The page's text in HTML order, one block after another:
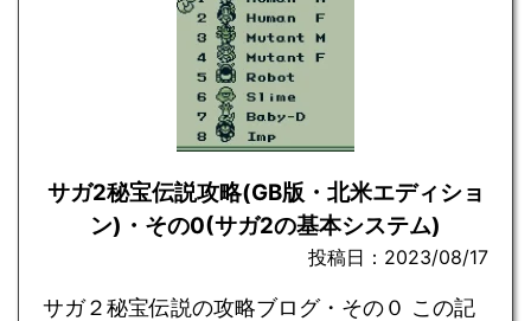
サガ2秘宝伝説攻略(GB版・北米エディショ
ン)・その0(サガ2の基本システム)
投稿日：2023/08/17
サガ２秘宝伝説の攻略ブログ・その０ この記